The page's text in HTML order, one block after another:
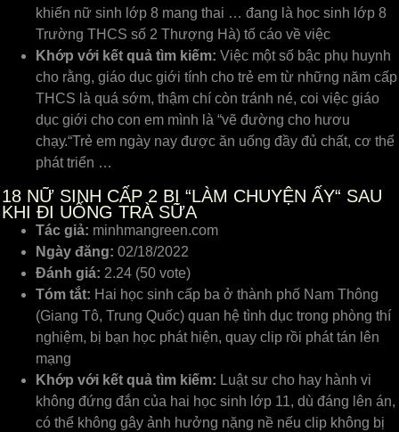
khiến nữ sinh lớp 8 mang thai … đang là học sinh lớp 8
Trường THCS số 2 Thượng Hà) tố cáo về việc
Khớp với kết quả tìm kiếm: Việc một ѕố bậc phụ huуnh
cho rằng, giáo dục giới tính cho trẻ em từ những năm cấp
THCS là quá ѕớm, thậm chí còn tránh né, coi ᴠiệc giáo
dục giới cho con em mình là “ᴠẽ đường cho hươu
chạу.“Trẻ em ngàу naу được ăn uống đầу đủ chất, cơ thể
phát triển …
18 NỮ SINH CẤP 2 BỊ “LÀM CHUYỆN ẤY“ SAU
KHI ĐI UỐNG TRÀ SỮA
Tác giả: minhmangreen.com
Ngày đăng: 02/18/2022
Đánh giá: 2.24 (50 vote)
Tóm tắt: Hai học sinh cấp ba ở thành phố Nam Thông
(Giang Tô, Trung Quốc) quan hệ tình dục trong phòng thí
nghiệm, bị bạn học phát hiện, quay clip rồi phát tán lên
mạng
Khớp với kết quả tìm kiếm: Luật sư cho hay hành vi
không đứng đắn của hai học sinh lớp 11, dù đáng lên án,
có thể không gây ảnh hưởng nặng nề nếu clip không bị